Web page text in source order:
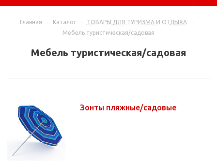
Главная - Каталог - ТОВАРЫ ДЛЯ ТУРИЗМА И ОТДЫХА
-
Мебель туристическая/садовая
Мебель туристическая/садовая
Зонты пляжные/садовые